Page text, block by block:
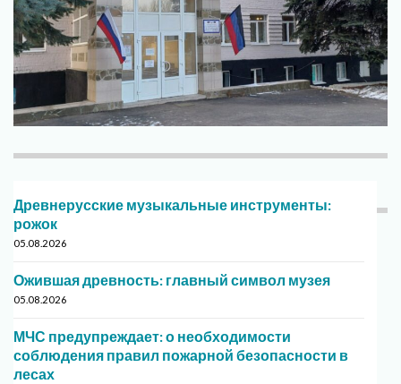
Древнерусские музыкальные инструменты:
рожок
05.08.2026
Ожившая древность: главный символ музея
05.08.2026
МЧС предупреждает: о необходимости
соблюдения правил пожарной безопасности в
лесах